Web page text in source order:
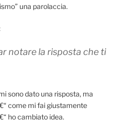
una parolaccia.
notare la risposta che ti
sono dato una risposta, ma
come mi fai giustamente
ho cambiato idea.